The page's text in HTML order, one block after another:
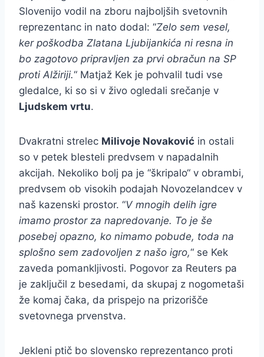
Slovenijo vodil na zboru najboljših svetovnih
reprezentanc in nato dodal: “Zelo sem vesel,
ker poškodba Zlatana Ljubijankića ni resna in
bo zagotovo pripravljen za prvi obračun na SP
proti Alžiriji.“ Matjaž Kek je pohvalil tudi vse
gledalce, ki so si v živo ogledali srečanje v
Ljudskem vrtu.
Dvakratni strelec Milivoje Novaković in ostali
so v petek blesteli predvsem v napadalnih
akcijah. Nekoliko bolj pa je “škripalo“ v obrambi,
predvsem ob visokih podajah Novozelandcev v
naš kazenski prostor. “V mnogih delih igre
imamo prostor za napredovanje. To je še
posebej opazno, ko nimamo pobude, toda na
splošno sem zadovoljen z našo igro,“ se Kek
zaveda pomankljivosti. Pogovor za Reuters pa
je zaključil z besedami, da skupaj z nogometaši
že komaj čaka, da prispejo na prizorišče
svetovnega prvenstva.
Jekleni ptič bo slovensko reprezentanco proti